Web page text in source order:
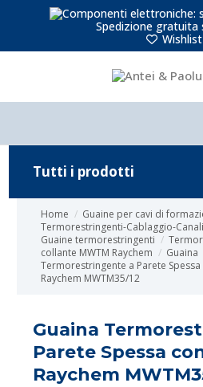
Spedizione gratuita
Home
Guaine per cavi di
Termorestringenti-Cablaggio-
Guaine termorestringenti
collante MWTM Raychem
Guaina
Termorestringente a Parete
Raychem MWTM35/12
Guaina
Parete Spessa
Raychem
Tutti i prodotti